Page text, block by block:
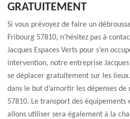
GRATUITEMENT
Si vous prévoyez de faire un
Fribourg 57810, n’hésitez pas à
Jacques Espaces Verts pour s’en
intervention, notre entreprise Jacques
se déplacer gratuitement sur les
dans le but d’amortir les dépenses
57810. Le transport des équipements
allons utiliser sera également à la